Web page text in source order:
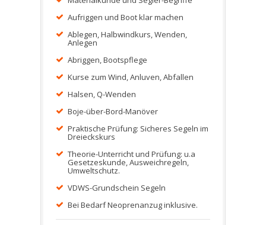
Aufriggen und Boot klar machen
Ablegen, Halbwindkurs, Wenden,
Anlegen
Abriggen, Bootspflege
Kurse zum Wind, Anluven, Abfallen
Halsen, Q-Wenden
Boje-über-Bord-Manöver
Praktische Prüfung: Sicheres Segeln im
Dreieckskurs
Theorie-Unterricht und Prüfung: u.a
Gesetzeskunde, Ausweichregeln,
Umweltschutz.
VDWS-Grundschein Segeln
Bei Bedarf Neoprenanzug inklusive.